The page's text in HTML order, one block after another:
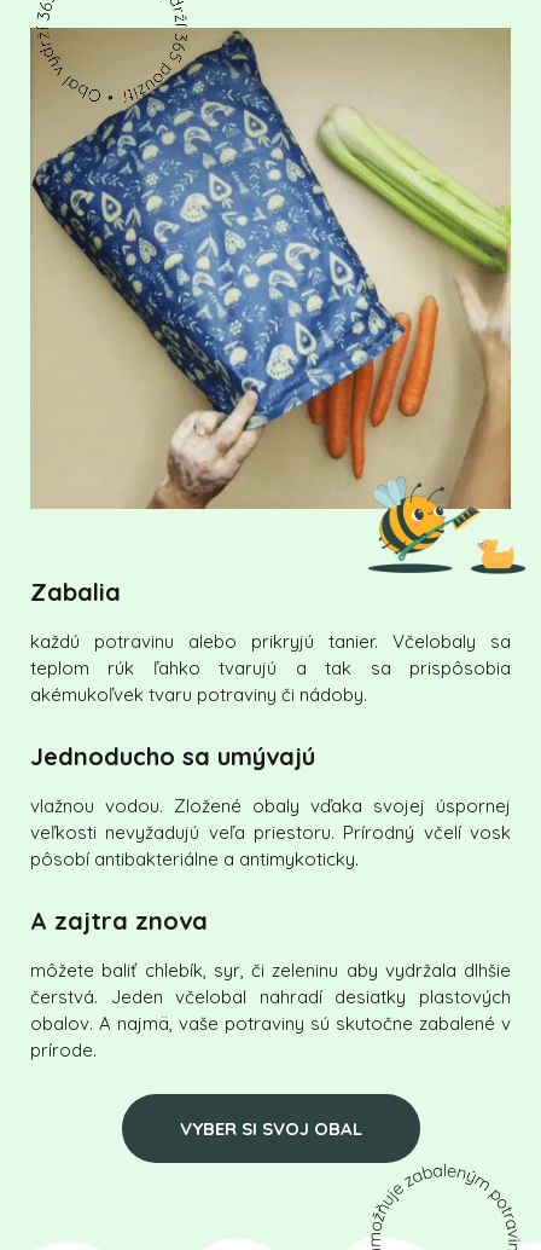
Zabalia
každú potravinu alebo prikryjú tanier. Včelobaly sa
teplom rúk ľahko tvarujú a tak sa prispôsobia
akémukoľvek tvaru potraviny či nádoby.
Jednoducho sa umývajú
vlažnou vodou. Zložené obaly vďaka svojej úspornej
veľkosti nevyžadujú veľa priestoru. Prírodný včelí vosk
pôsobí antibakteriálne a antimykoticky.
A zajtra znova
môžete baliť chlebík, syr, či zeleninu aby vydržala dlhšie
čerstvá. Jeden včelobal nahradí desiatky plastových
obalov. A najmä, vaše potraviny sú skutočne zabalené v
prírode.
VYBER SI SVOJ OBAL